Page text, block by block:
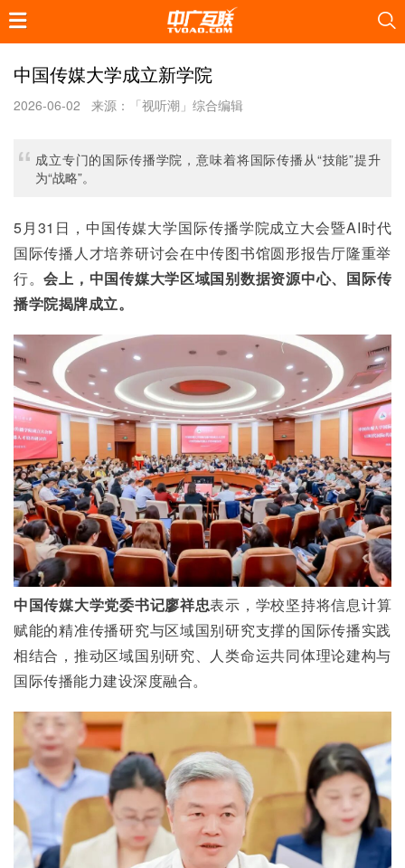
中国传媒大学成立新学院
2026-06-02 来源：「视听潮」综合编辑
成立专门的国际传播学院，意味着将国际传播从“技能”提升
为“战略”。
5月31日，中国传媒大学国际传播学院成立大会暨AI时代
国际传播人才培养研讨会在中传图书馆圆形报告厅隆重举
行。会上，中国传媒大学区域国别数据资源中心、国际传
播学院揭牌成立。
中国传媒大学党委书记廖祥忠表示，学校坚持将信息计算
赋能的精准传播研究与区域国别研究支撑的国际传播实践
相结合，推动区域国别研究、人类命运共同体理论建构与
国际传播能力建设深度融合。